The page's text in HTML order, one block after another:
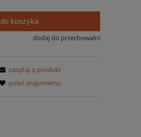
do koszyka
dodaj do przechowalni
zapytaj o produkt
poleć znajomemu